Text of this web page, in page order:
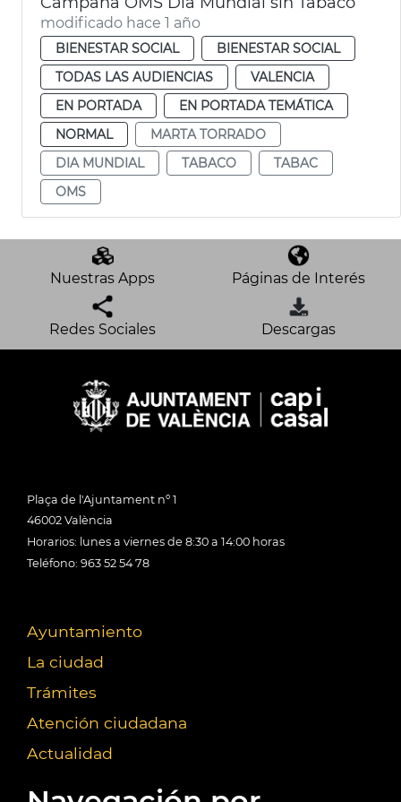
modificado hace 1 año
BIENESTAR SOCIAL
BIENESTAR SOCIAL
TODAS LAS AUDIENCIAS
VALENCIA
EN PORTADA
EN PORTADA TEMÁTICA
NORMAL
MARTA TORRADO
DIA MUNDIAL
TABACO
TABAC
OMS
Nuestras Apps Páginas de Interés
Redes Sociales Descargas
Plaça de l'Ajuntament nº 1
46002 València
Horarios: lunes a viernes de 8:30 a 14:00 horas
Teléfono: 963 52 54 78
Ayuntamiento
La ciudad
Trámites
Atención ciudadana
Actualidad